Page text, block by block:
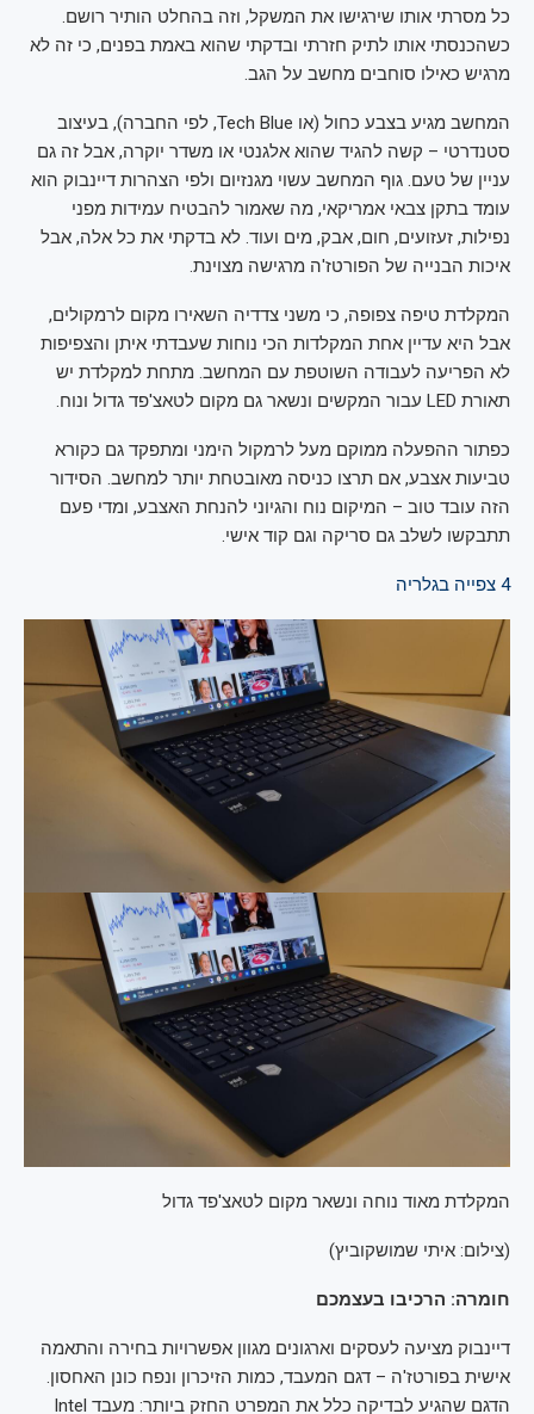
כל מסרתי אותו שירגישו את המשקל, וזה בהחלט הותיר רושם.
כשהכנסתי אותו לתיק חזרתי ובדקתי שהוא באמת בפנים, כי זה לא
מרגיש כאילו סוחבים מחשב על הגב.
המחשב מגיע בצבע כחול (או Tech Blue, לפי החברה), בעיצוב
סטנדרטי – קשה להגיד שהוא אלגנטי או משדר יוקרה, אבל זה גם
עניין של טעם. גוף המחשב עשוי מגנזיום ולפי הצהרות דיינבוק הוא
עומד בתקן צבאי אמריקאי, מה שאמור להבטיח עמידות מפני
נפילות, זעזועים, חום, אבק, מים ועוד. לא בדקתי את כל אלה, אבל
איכות הבנייה של הפורטז'ה מרגישה מצוינת.
המקלדת טיפה צפופה, כי משני צדדיה השאירו מקום לרמקולים,
אבל היא עדיין אחת המקלדות הכי נוחות שעבדתי איתן והצפיפות
לא הפריעה לעבודה השוטפת עם המחשב. מתחת למקלדת יש
תאורת LED עבור המקשים ונשאר גם מקום לטאצ'פד גדול ונוח.
כפתור ההפעלה ממוקם מעל לרמקול הימני ומתפקד גם כקורא
טביעות אצבע, אם תרצו כניסה מאובטחת יותר למחשב. הסידור
הזה עובד טוב – המיקום נוח והגיוני להנחת האצבע, ומדי פעם
תתבקשו לשלב גם סריקה וגם קוד אישי.
4 צפייה בגלריה
המקלדת מאוד נוחה ונשאר מקום לטאצ'פד גדול
(צילום: איתי שמושקוביץ)
חומרה: הרכיבו בעצמכם
דיינבוק מציעה לעסקים וארגונים מגוון אפשרויות בחירה והתאמה
אישית בפורטז'ה – דגם המעבד, כמות הזיכרון ונפח כונן האחסון.
הדגם שהגיע לבדיקה כלל את המפרט החזק ביותר: מעבד Intel